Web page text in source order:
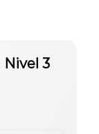
Nivel 3